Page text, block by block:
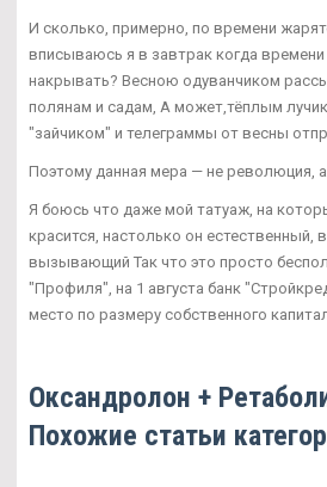
И сколько, примерно, по времени
вписываюсь я в завтрак когда
накрывать? Весною одуванчиком
полянам и садам, А может,тёплым
"зайчиком" и телеграммы от весны
Поэтому данная мера — не революция, а
Я боюсь что даже мой татуаж, на
красится, настолько он естественный,
вызывающий Так что это просто
"Профиля", на 1 августа банк
место по размеру собственного
Оксандролон +
Похожие статьи